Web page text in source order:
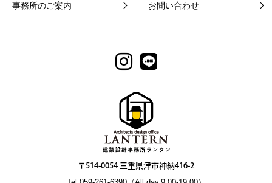
事務所のご案内 お問い合わせ
〒514-0054 三重県津市神納416-2